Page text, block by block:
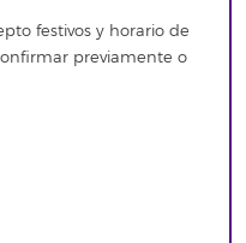
festivos y horario de
previamente o